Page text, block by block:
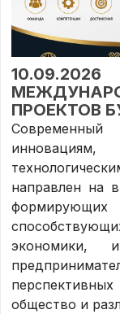
ПРОЕКТОВ
направлен на
экономики,
общество и